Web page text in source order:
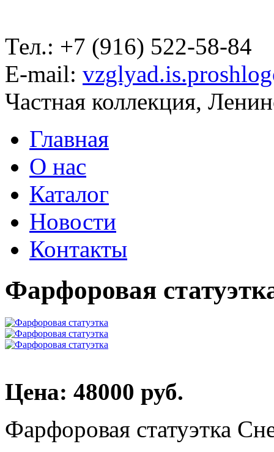
Тел.: +7 (916) 522-58-84
E-mail:
Частная коллекция,
Главная
О нас
Каталог
Новости
Контакты
Фарфоровая
Цена: 48000 руб.
Фарфоровая статуэтка